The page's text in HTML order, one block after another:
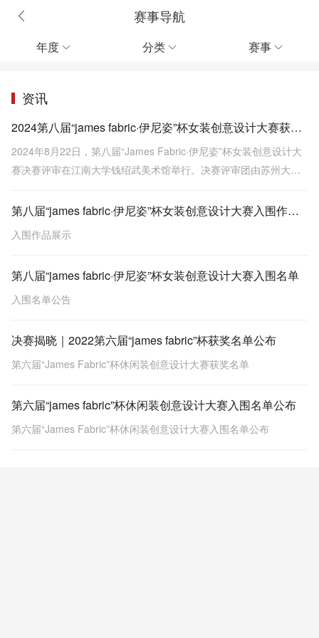
赛事导航
年度  分类  赛事 
资讯
2024第八届“james fabric·伊尼姿”杯女装创意设计大赛获奖名单公布
2024年8月22日，第八届“James Fabric·伊尼姿”杯女装创意设计大
赛决赛评审在江南大学钱绍武美术馆举行。决赛评审团由苏州大学
授、无锡工艺职业技术学院副校长陈珊教授，江苏占姆士纺织有限第八届“james fabric·伊尼姿”杯女装创意设计大赛入围作品展示
入围作品展示
第八届“james fabric·伊尼姿”杯女装创意设计大赛入围名单
入围名单公告
决赛揭晓｜2022第六届“james fabric”杯获奖名单公布
第六届“James Fabric”杯休闲装创意设计大赛获奖名单
第六届“james fabric”杯休闲装创意设计大赛入围名单公布
第六届“James Fabric”杯休闲装创意设计大赛入围名单公布